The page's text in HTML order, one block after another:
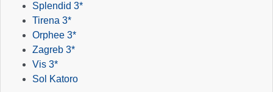
Splendid 3*
Tirena 3*
Orphee 3*
Zagreb 3*
Vis 3*
Sol Katoro